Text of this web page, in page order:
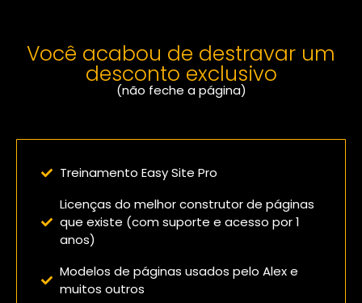
Você acabou de destravar um
desconto exclusivo
(não feche a página)
Confira o que você vai receber:
Treinamento Easy Site Pro
Licenças do melhor construtor de páginas
que existe (com suporte e acesso por 1
anos)
Modelos de páginas usados pelo Alex e
muitos outros